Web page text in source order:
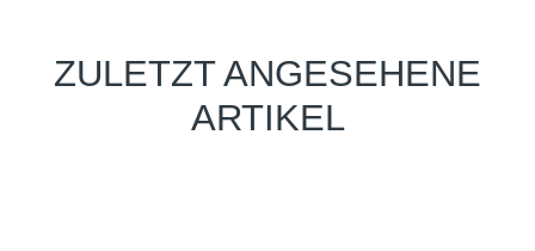
ZULETZT ANGESEHENE
ARTIKEL